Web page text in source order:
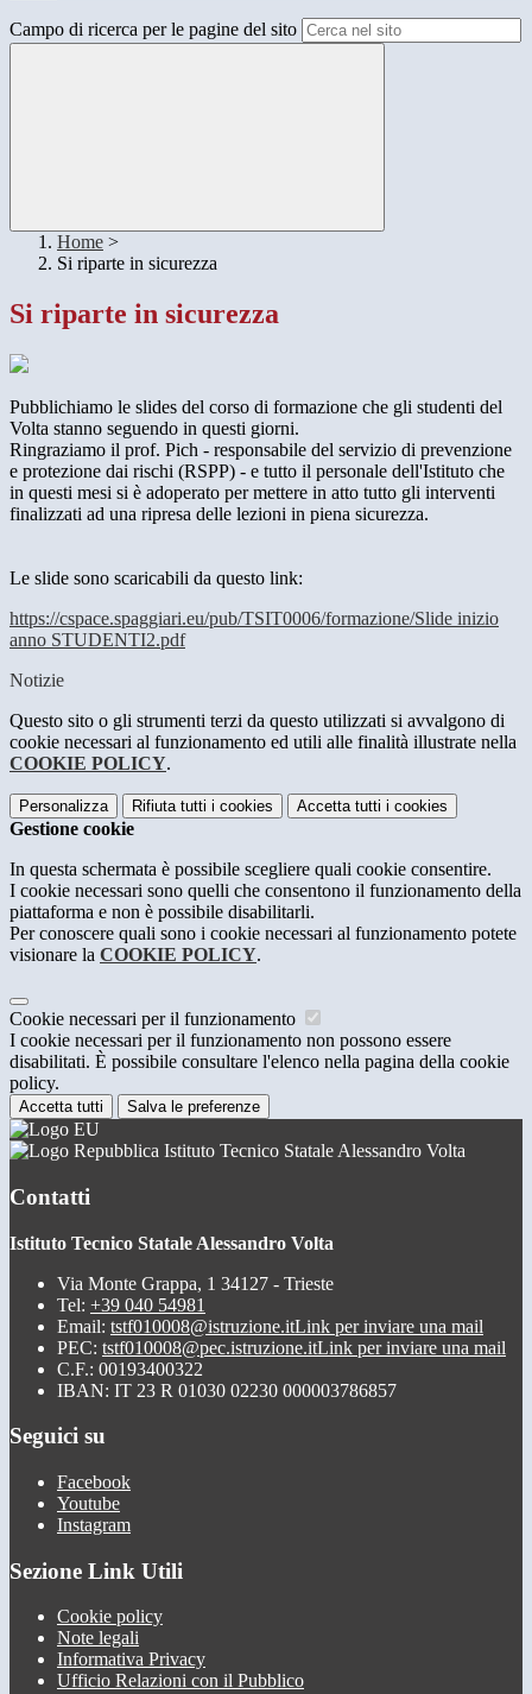
Campo di ricerca per le pagine del sito
Home >
Si riparte in sicurezza
Si riparte in sicurezza
Pubblichiamo le slides del corso di formazione che gli studenti del
Volta stanno seguendo in questi giorni.
Ringraziamo il prof. Pich - responsabile del servizio di prevenzione
e protezione dai rischi (RSPP) - e tutto il personale dell'Istituto che
in questi mesi si è adoperato per mettere in atto tutto gli interventi
finalizzati ad una ripresa delle lezioni in piena sicurezza.
Le slide sono scaricabili da questo link:
https://cspace.spaggiari.eu/pub/TSIT0006/formazione/Slide inizio
anno STUDENTI2.pdf
Notizie
Questo sito o gli strumenti terzi da questo utilizzati si avvalgono di
cookie necessari al funzionamento ed utili alle finalità illustrate nella
COOKIE POLICY.
Personalizza Rifiuta tutti i cookies Accetta tutti i cookies
Gestione cookie
In questa schermata è possibile scegliere quali cookie consentire.
I cookie necessari sono quelli che consentono il funzionamento della
piattaforma e non è possibile disabilitarli.
Per conoscere quali sono i cookie necessari al funzionamento potete
visionare la COOKIE POLICY.
Cookie necessari per il funzionamento
I cookie necessari per il funzionamento non possono essere
disabilitati. È possibile consultare l'elenco nella pagina della cookie
policy.
Accetta tutti Salva le preferenze
Istituto Tecnico Statale Alessandro Volta
Contatti
Istituto Tecnico Statale Alessandro Volta
Via Monte Grappa, 1 34127 - Trieste
Tel: +39 040 54981
Email: tstf010008@istruzione.itLink per inviare una mail
PEC: tstf010008@pec.istruzione.itLink per inviare una mail
C.F.: 00193400322
IBAN: IT 23 R 01030 02230 000003786857
Seguici su
Facebook
Youtube
Instagram
Sezione Link Utili
Cookie policy
Note legali
Informativa Privacy
Ufficio Relazioni con il Pubblico